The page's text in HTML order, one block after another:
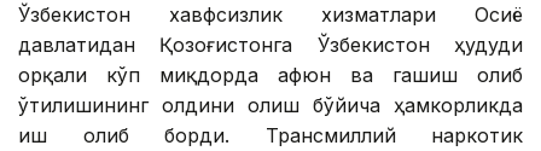
Ўзбекистон хавфсизлик хизматлари Осиё
давлатидан Қозоғистонга Ўзбекистон ҳудуди
орқали кўп миқдорда афюн ва гашиш олиб
ўтилишининг олдини олиш бўйича ҳамкорликда
иш олиб борди. Трансмиллий наркотик